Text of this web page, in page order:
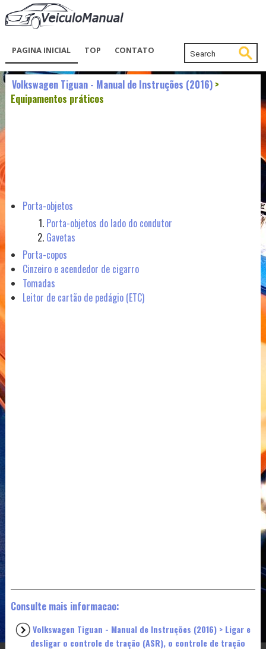
PAGINA INICIAL TOP CONTATO
Volkswagen Tiguan - Manual de Instruções (2016)>
Equipamentos práticos
Porta-objetos
Porta-objetos do lado do condutor
Gavetas
Porta-copos
Cinzeiro e acendedor de cigarro
Tomadas
Leitor de cartão de pedágio (ETC)
Consulte mais informacao:
Volkswagen Tiguan - Manual de Instruções (2016) > Ligar e
desligar o controle de tração (ASR), o controle de tração